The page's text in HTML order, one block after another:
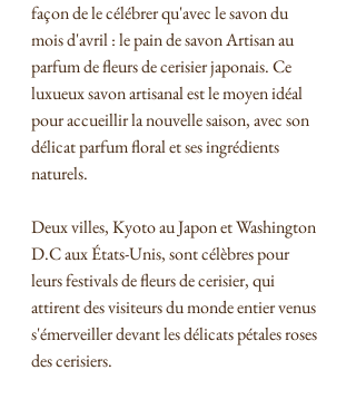
façon de le célébrer qu'avec le savon du
mois d'avril : le pain de savon Artisan au
parfum de fleurs de cerisier japonais. Ce
luxueux savon artisanal est le moyen idéal
pour accueillir la nouvelle saison, avec son
délicat parfum floral et ses ingrédients
naturels.
Deux villes, Kyoto au Japon et Washington
D.C aux États-Unis, sont célèbres pour
leurs festivals de fleurs de cerisier, qui
attirent des visiteurs du monde entier venus
s'émerveiller devant les délicats pétales roses
des cerisiers.